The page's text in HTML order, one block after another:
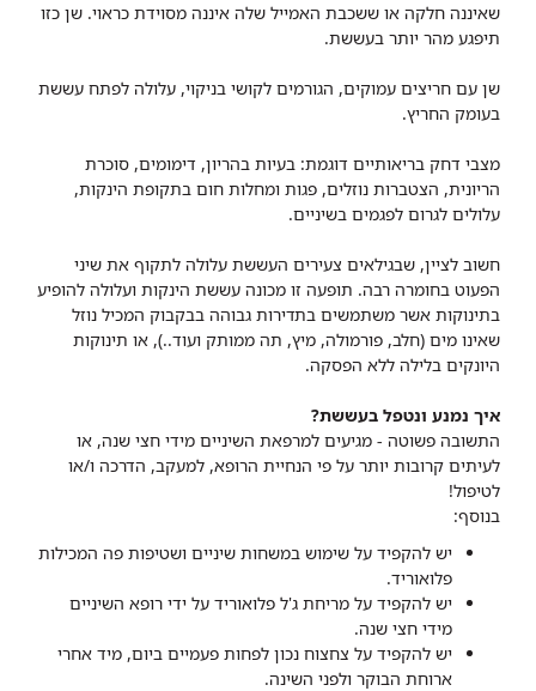
שאיננה חלקה או ששכבת האמייל שלה איננה מסוידת כראוי. שן כזו
תיפגע מהר יותר בעששת.
שן עם חריצים עמוקים, הגורמים לקושי בניקוי, עלולה לפתח עששת
בעומק החריץ.
מצבי דחק בריאותיים דוגמת: בעיות בהריון, דימומים, סוכרת
הריונית, הצטברות נוזלים, פגות ומחלות חום בתקופת הינקות,
עלולים לגרום לפגמים בשיניים.
חשוב לציין, שבגילאים צעירים העששת עלולה לתקוף את שיני
הפעוט בחומרה רבה. תופעה זו מכונה עששת הינקות ועלולה להופיע
בתינוקות אשר משתמשים בתדירות גבוהה בבקבוק המכיל נוזל
שאינו מים (חלב, פורמולה, מיץ, תה ממותק ועוד..), או תינוקות
היונקים בלילה ללא הפסקה.
איך נמנע ונטפל בעששת?
התשובה פשוטה - מגיעים למרפאת השיניים מידי חצי שנה, או
לעיתים קרובות יותר על פי הנחיית הרופא, למעקב, הדרכה ו/או
לטיפול!
בנוסף:
יש להקפיד על שימוש במשחות שיניים ושטיפות פה המכילות
פלואוריד.
יש להקפיד על מריחת ג'ל פלואוריד על ידי רופא השיניים
מידי חצי שנה.
יש להקפיד על צחצוח נכון לפחות פעמיים ביום, מיד אחרי
ארוחת הבוקר ולפני השינה.